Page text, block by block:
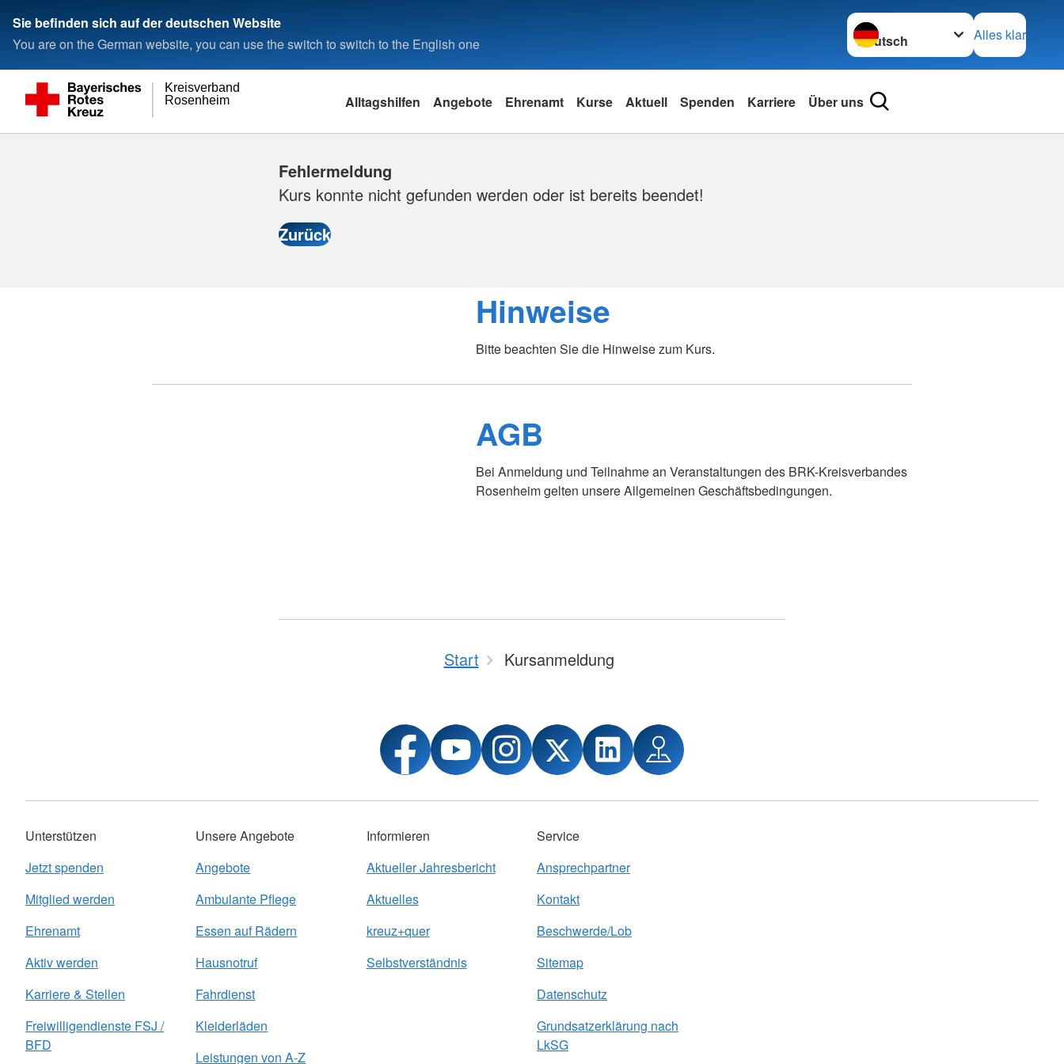
Sie befinden sich auf der deutschen Website
You are on the German website, you can use the switch to switch to the English one
Sprache wechseln zu
Alles klar
Rosenheim
Kreisverband
Alltagshilfen Angebote Ehrenamt Kurse Aktuell Spenden Karriere Über uns
Fehlermeldung
Kurs konnte nicht gefunden werden oder ist bereits beendet!
Hinweise
Bitte beachten Sie die Hinweise zum Kurs.
AGB
Bei Anmeldung und Teilnahme an Veranstaltungen des BRK-Kreisverbandes
Rosenheim gelten unsere Allgemeinen Geschäftsbedingungen.
Start Kursanmeldung
Unterstützen
Jetzt spenden
Mitglied werden
Ehrenamt
Aktiv werden
Karriere & Stellen
Freiwilligendienste FSJ /
BFD
Unsere Angebote
Angebote
Ambulante Pflege
Essen auf Rädern
Hausnotruf
Fahrdienst
Kleiderläden
Leistungen von A-Z
Informieren
Aktueller Jahresbericht
Aktuelles
kreuz+quer
Selbstverständnis
Service
Ansprechpartner
Kontakt
Beschwerde/Lob
Sitemap
Datenschutz
Grundsatzerklärung nach
LkSG